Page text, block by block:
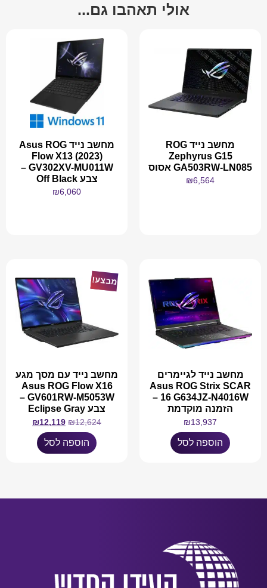
אולי תאהבו גם...
מחשב נייד ROG
Zephyrus G15
GA503RW-LN085 אסוס
₪6,564
מחשב נייד Asus ROG
Flow X13 (2023)
GV302XV-MU011W –
צבע Off Black
₪6,060
מחשב נייד לגיימרים
Asus ROG Strix SCAR
16 G634JZ-N4016W –
הזמנה מוקדמת
₪13,937
הוספה לסל
מבצע!
מחשב נייד עם מסך מגע
Asus ROG Flow X16
GV601RW-M5053W –
צבע Eclipse Gray
₪12,624
₪12,119
הוספה לסל